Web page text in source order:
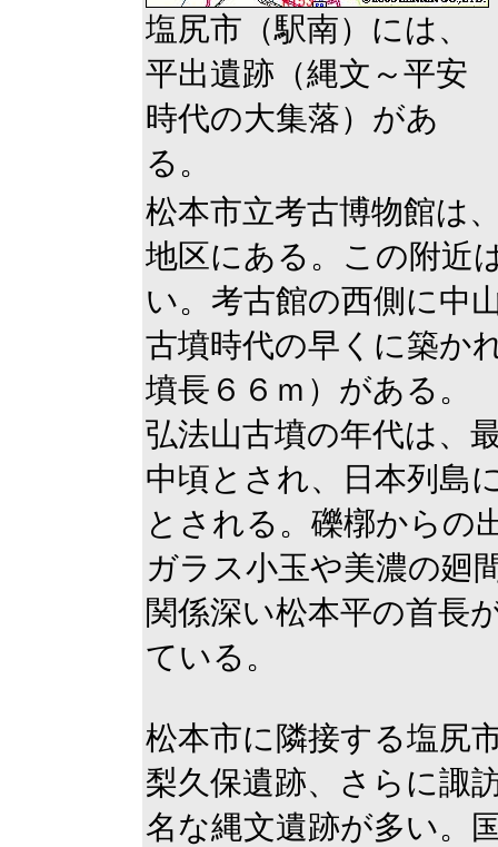
塩尻市（駅南）には、
平出遺跡（縄文～平安
時代の大集落）があ
る。
松本市立考古博物館は
地区にある。この附近
い。考古館の西側に中
古墳時代の早くに築か
墳長６６ｍ）がある。
弘法山古墳の年代は、
中頃とされ、日本列島
とされる。礫槨からの
ガラス小玉や美濃の廻
関係深い松本平の首長
ている。
松本市に隣接する塩尻
梨久保遺跡、さらに諏
名な縄文遺跡が多い。